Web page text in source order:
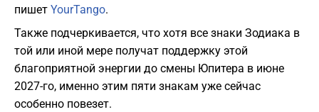
пишет YourTango.
Также подчеркивается, что хотя все знаки Зодиака в
той или иной мере получат поддержку этой
благоприятной энергии до смены Юпитера в июне
2027-го, именно этим пяти знакам уже сейчас
особенно повезет.